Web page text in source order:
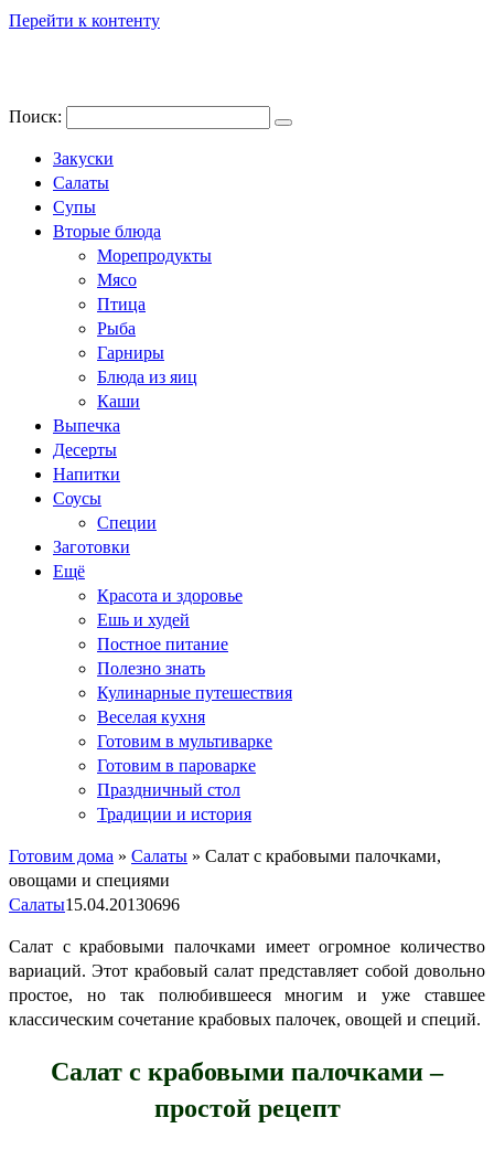
Перейти к контенту
Поиск:
Закуски
Салаты
Супы
Вторые блюда
Морепродукты
Мясо
Птица
Рыба
Гарниры
Блюда из яиц
Каши
Выпечка
Десерты
Напитки
Соусы
Специи
Заготовки
Ещё
Красота и здоровье
Ешь и худей
Постное питание
Полезно знать
Кулинарные путешествия
Веселая кухня
Готовим в мультиварке
Готовим в пароварке
Праздничный стол
Традиции и история
Готовим дома » Салаты » Салат с крабовыми палочками,
овощами и специями
Салаты15.04.20130696
Салат с крабовыми палочками имеет огромное количество
вариаций. Этот крабовый салат представляет собой довольно
простое, но так полюбившееся многим и уже ставшее
классическим сочетание крабовых палочек, овощей и специй.
Салат с крабовыми палочками –
простой рецепт